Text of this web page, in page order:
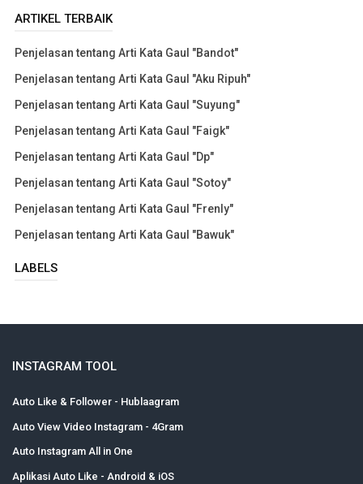
ARTIKEL TERBAIK
Penjelasan tentang Arti Kata Gaul "Bandot"
Penjelasan tentang Arti Kata Gaul "Aku Ripuh"
Penjelasan tentang Arti Kata Gaul "Suyung"
Penjelasan tentang Arti Kata Gaul "Faigk"
Penjelasan tentang Arti Kata Gaul "Dp"
Penjelasan tentang Arti Kata Gaul "Sotoy"
Penjelasan tentang Arti Kata Gaul "Frenly"
Penjelasan tentang Arti Kata Gaul "Bawuk"
LABELS
INSTAGRAM TOOL
Auto Like & Follower - Hublaagram
Auto View Video Instagram - 4Gram
Auto Instagram All in One
Aplikasi Auto Like - Android & iOS